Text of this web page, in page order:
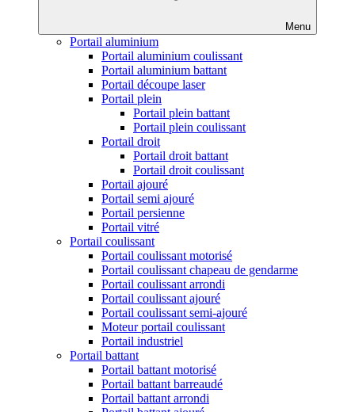
Menu
Portail aluminium
Portail aluminium coulissant
Portail aluminium battant
Portail découpe laser
Portail plein
Portail plein battant
Portail plein coulissant
Portail droit
Portail droit battant
Portail droit coulissant
Portail ajouré
Portail semi ajouré
Portail persienne
Portail vitré
Portail coulissant
Portail coulissant motorisé
Portail coulissant chapeau de gendarme
Portail coulissant arrondi
Portail coulissant ajouré
Portail coulissant semi-ajouré
Moteur portail coulissant
Portail industriel
Portail battant
Portail battant motorisé
Portail battant barreaudé
Portail battant arrondi